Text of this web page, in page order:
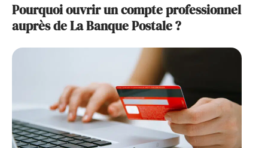
Pourquoi ouvrir un compte professionnel
auprès de La Banque Postale ?